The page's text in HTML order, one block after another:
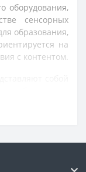
оборудования,
сенсорных
образования,
на
с контентом.